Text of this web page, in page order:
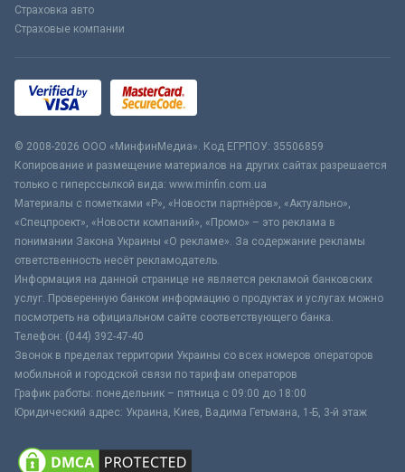
Страховка авто
Страховые компании
© 2008-2026 ООО «МинфинМедиа». Код ЕГРПОУ: 35506859
Копирование и размещение материалов на других сайтах разрешается
только с гиперссылкой вида: www.minfin.com.ua
Материалы с пометками «Р», «Новости партнёров», «Актуально»,
«Спецпроект», «Новости компаний», «Промо» – это реклама в
понимании Закона Украины «О рекламе». За содержание рекламы
ответственность несёт рекламодатель.
Информация на данной странице не является рекламой банковских
услуг. Проверенную банком информацию о продуктах и услугах можно
посмотреть на официальном сайте соответствующего банка.
Телефон: (044) 392-47-40
Звонок в пределах территории Украины со всех номеров операторов
мобильной и городской связи по тарифам операторов
График работы: понедельник – пятница с 09:00 до 18:00
Юридический адрес: Украина, Киев, Вадима Гетьмана, 1-Б, 3-й этаж